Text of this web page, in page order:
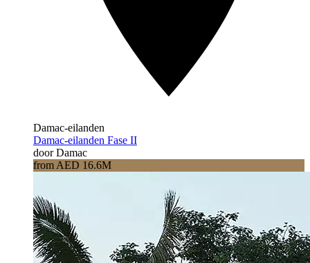
Damac-eilanden
Damac-eilanden Fase II
door Damac
from AED 16.6M